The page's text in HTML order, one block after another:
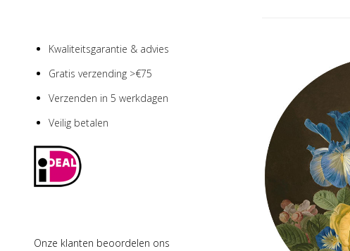
Kwaliteitsgarantie & advies
Gratis verzending >€75
Verzenden in 5 werkdagen
Veilig betalen
Onze klanten beoordelen ons